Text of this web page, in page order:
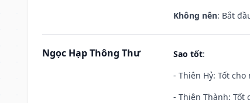
Không nên: Bắt
Ngọc Hạp Thông Thư Sao tốt:
- Thiên Hỷ: Tốt
- Thiên Thành: Tốt